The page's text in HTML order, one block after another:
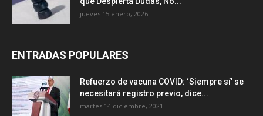
jueves 15 enero, 2026
ENTRADAS POPULARES
Refuerzo de vacuna COVID: ‘Siempre sí’ se
necesitará registro previo, dice...
martes 14 diciembre, 2021